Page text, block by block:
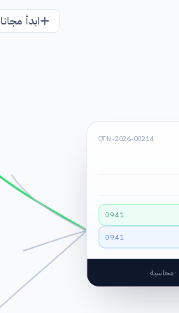
ابدأ مجانا
QTN-2026-00214
09:41
09:41
· محاسبة